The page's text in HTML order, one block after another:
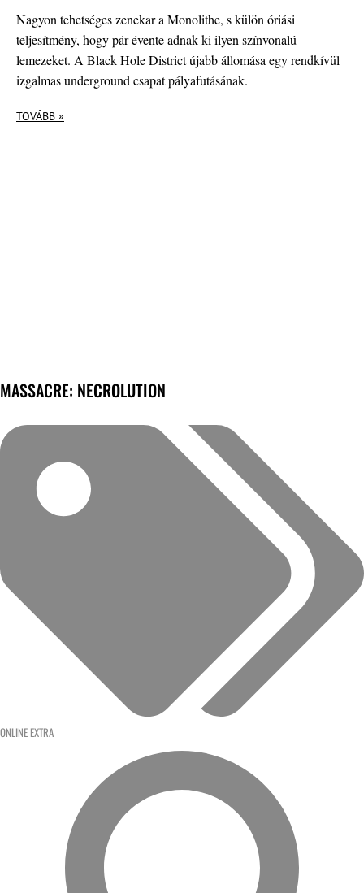
Nagyon tehetséges zenekar a Monolithe, s külön óriási
teljesítmény, hogy pár évente adnak ki ilyen színvonalú
lemezeket. A Black Hole District újabb állomása egy rendkívül
izgalmas underground csapat pályafutásának.
TOVÁBB »
MASSACRE: NECROLUTION
ONLINE EXTRA